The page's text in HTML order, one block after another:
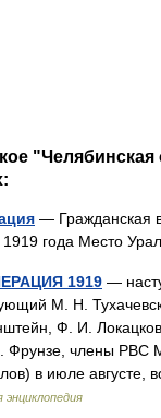
— Гражданская
1919 года Место
1919 —
M. H.
Ф. И.
члены РВС
в июле августе,